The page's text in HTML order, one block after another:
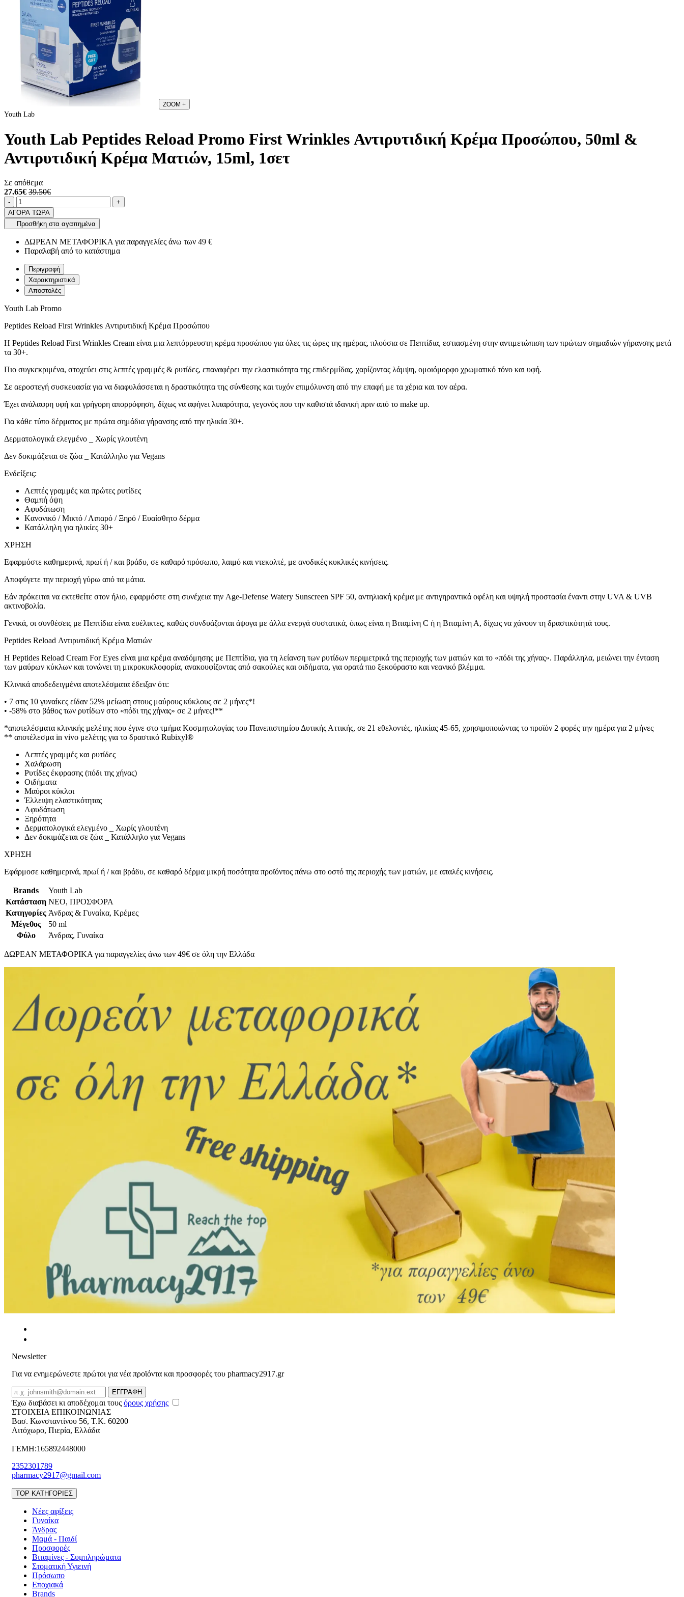
ZOOM +
Youth Lab
Youth Lab Peptides Reload Promo First Wrinkles Αντιρυτιδική Κρέμα Προσώπου, 50ml &
Αντιρυτιδική Κρέμα Ματιών, 15ml, 1σετ
Σε απόθεμα
27.65€ 39.50€
Ποσότητα
-product.increase.quantity +
ΑΓΟΡΑ ΤΩΡΑ
Προσθήκη στα αγαπημένα
ΔΩΡΕΑΝ ΜΕΤΑΦΟΡΙΚΑ για παραγγελίες άνω των 49 €
Παραλαβή από το κατάστημα
Περιγραφή
Χαρακτηριστικά
Αποστολές
Youth Lab Promo
Peptides Reload First Wrinkles Αντιρυτιδική Κρέμα Προσώπου
Η Peptides Reload First Wrinkles Cream είναι μια λεπτόρρευστη κρέμα προσώπου για όλες τις ώρες της ημέρας, πλούσια σε Πεπτίδια, εστιασμένη στην αντιμετώπιση των πρώτων σημαδιών γήρανσης μετά
τα 30+.
Πιο συγκεκριμένα, στοχεύει στις λεπτές γραμμές & ρυτίδες, επαναφέρει την ελαστικότητα της επιδερμίδας, χαρίζοντας λάμψη, ομοιόμορφο χρωματικό τόνο και υφή.
Σε αεροστεγή συσκευασία για να διαφυλάσσεται η δραστικότητα της σύνθεσης και τυχόν επιμόλυνση από την επαφή με τα χέρια και τον αέρα.
Έχει ανάλαφρη υφή και γρήγορη απορρόφηση, δίχως να αφήνει λιπαρότητα, γεγονός που την καθιστά ιδανική πριν από το make up.
Για κάθε τύπο δέρματος με πρώτα σημάδια γήρανσης από την ηλικία 30+.
Δερματολογικά ελεγμένο _ Χωρίς γλουτένη
Δεν δοκιμάζεται σε ζώα _ Κατάλληλο για Vegans
Ενδείξεις:
Λεπτές γραμμές και πρώτες ρυτίδες
Θαμπή όψη
Αφυδάτωση
Kανονικό / Μικτό / Λιπαρό / Ξηρό / Ευαίσθητο δέρμα
Κατάλληλη για ηλικίες 30+
ΧΡΗΣΗ
Εφαρμόστε καθημερινά, πρωί ή / και βράδυ, σε καθαρό πρόσωπο, λαιμό και ντεκολτέ, με ανοδικές κυκλικές κινήσεις.
Αποφύγετε την περιοχή γύρω από τα μάτια.
Εάν πρόκειται να εκτεθείτε στον ήλιο, εφαρμόστε στη συνέχεια την Age-Defense Watery Sunscreen SPF 50, αντηλιακή κρέμα με αντιγηραντικά οφέλη και υψηλή προστασία έναντι στην UVA & UVB
ακτινοβολία.
Γενικά, οι συνθέσεις με Πεπτίδια είναι ευέλικτες, καθώς συνδυάζονται άψογα με άλλα ενεργά συστατικά, όπως είναι η Βιταμίνη C ή η Βιταμίνη Α, δίχως να χάνουν τη δραστικότητά τους.
Peptides Reload Αντιρυτιδική Κρέμα Ματιών
Η Peptides Reload Cream For Eyes είναι μια κρέμα αναδόμησης με Πεπτίδια, για τη λείανση των ρυτίδων περιμετρικά της περιοχής των ματιών και το «πόδι της χήνας». Παράλληλα, μειώνει την ένταση
των μαύρων κύκλων και τονώνει τη μικροκυκλοφορία, ανακουφίζοντας από σακούλες και οιδήματα, για ορατά πιο ξεκούραστο και νεανικό βλέμμα.
Κλινικά αποδεδειγμένα αποτελέσματα έδειξαν ότι:
• 7 στις 10 γυναίκες είδαν 52% μείωση στους μαύρους κύκλους σε 2 μήνες*!
• -58% στο βάθος των ρυτίδων στο «πόδι της χήνας» σε 2 μήνες!**
*αποτελέσματα κλινικής μελέτης που έγινε στο τμήμα Κοσμητολογίας του Πανεπιστημίου Δυτικής Αττικής, σε 21 εθελοντές, ηλικίας 45-65, χρησιμοποιώντας το προϊόν 2 φορές την ημέρα για 2 μήνες
** αποτέλεσμα in vivo μελέτης για το δραστικό Rubixyl®
Λεπτές γραμμές και ρυτίδες
Χαλάρωση
Ρυτίδες έκφρασης (πόδι της χήνας)
Οιδήματα
Μαύροι κύκλοι
Έλλειψη ελαστικότητας
Αφυδάτωση
Ξηρότητα
Δερματολογικά ελεγμένο _ Χωρίς γλουτένη
Δεν δοκιμάζεται σε ζώα _ Κατάλληλο για Vegans
ΧΡΗΣΗ
Εφάρμοσε καθημερινά, πρωί ή / και βράδυ, σε καθαρό δέρμα μικρή ποσότητα προϊόντος πάνω στο οστό της περιοχής των ματιών, με απαλές κινήσεις.
Brands
Youth Lab
Κατάσταση ΝΕΟ, ΠΡΟΣΦΟΡΑ
Κατηγορίες Άνδρας & Γυναίκα, Κρέμες
Μέγεθος
50 ml
Φύλο
Άνδρας, Γυναίκα
ΔΩΡΕΑΝ ΜΕΤΑΦΟΡΙΚΑ για παραγγελίες άνω των 49€ σε όλη την Ελλάδα
Newsletter
Για να ενημερώνεστε πρώτοι για νέα προϊόντα και προσφορές του pharmacy2917.gr
Email
ΕΓΓΡΑΦΗ
Έχω διαβάσει κι αποδέχομαι τους όρους χρήσης
ΣΤΟΙΧΕΙΑ ΕΠΙΚΟΙΝΩΝΙΑΣ
Βασ. Κωνσταντίνου 56, T.K. 60200
Λιτόχωρο, Πιερία, Ελλάδα
ΓΕΜΗ:165892448000
2352301789
pharmacy2917@gmail.com
TOP ΚΑΤΗΓΟΡΙΕΣ
Νέες αφίξεις
Γυναίκα
Άνδρας
Μαμά - Παιδί
Προσφορές
Βιταμίνες - Συμπληρώματα
Στοματική Υγιεινή
Πρόσωπο
Εποχιακά
Brands